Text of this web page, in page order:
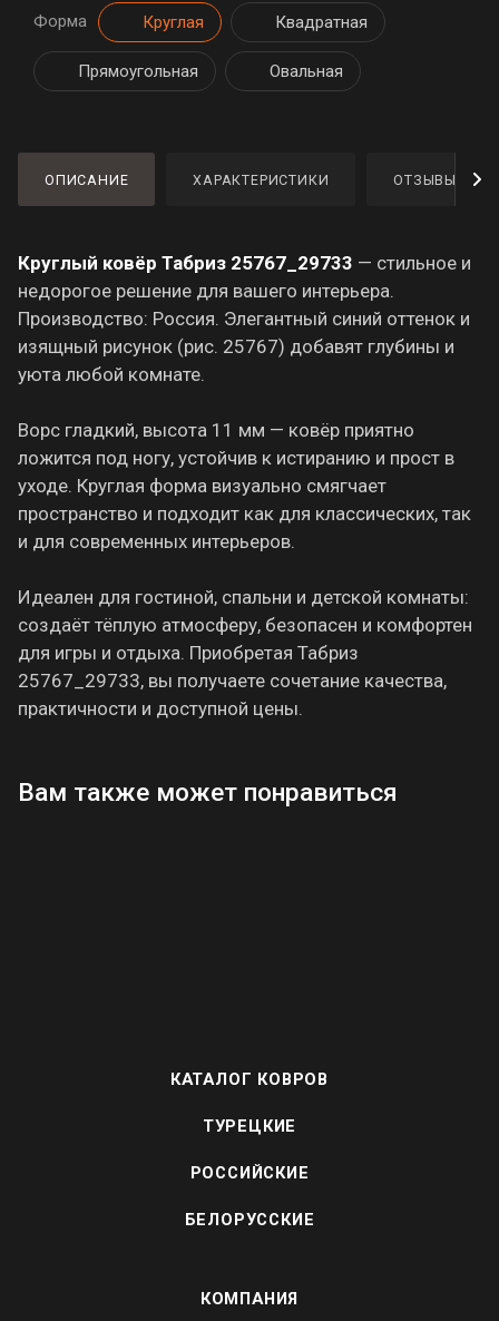
Форма Круглая Квадратная
Прямоугольная Овальная
ОПИСАНИЕ ХАРАКТЕРИСТИКИ ОТЗЫВЫ
Круглый ковёр Табриз 25767_29733 — стильное и
недорогое решение для вашего интерьера.
Производство: Россия. Элегантный синий оттенок и
изящный рисунок (рис. 25767) добавят глубины и
уюта любой комнате.
Ворс гладкий, высота 11 мм — ковёр приятно
ложится под ногу, устойчив к истиранию и прост в
уходе. Круглая форма визуально смягчает
пространство и подходит как для классических, так
и для современных интерьеров.
Идеален для гостиной, спальни и детской комнаты:
создаёт тёплую атмосферу, безопасен и комфортен
для игры и отдыха. Приобретая Табриз
25767_29733, вы получаете сочетание качества,
практичности и доступной цены.
Вам также может понравиться
КАТАЛОГ КОВРОВ
ТУРЕЦКИЕ
РОССИЙСКИЕ
БЕЛОРУССКИЕ
КОМПАНИЯ